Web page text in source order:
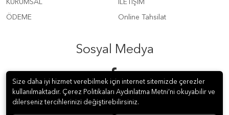
KURUMSAL
ÖDEME
İLETİŞİM
Online Tahsilat
Sosyal Medya
Size daha iyi hizmet verebilmek için internet sitemizde çerezler
kullanılmaktadır. Çerez Politikaları Aydınlatma Metni’ni okuyabilir ve
dilerseniz tercihlerinizi değiştirebilirsiniz.